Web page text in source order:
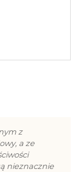
z
a ze
nieznacznie